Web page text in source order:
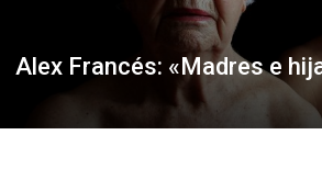
Alex Francés: «Madres e